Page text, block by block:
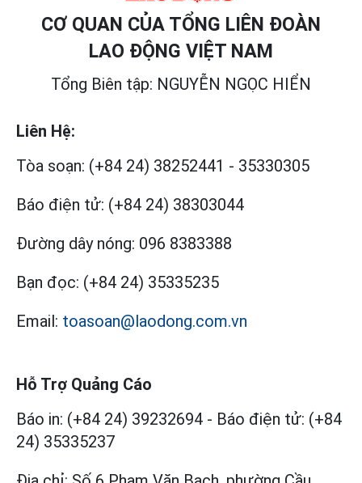
CƠ QUAN CỦA TỔNG LIÊN ĐOÀN
LAO ĐỘNG VIỆT NAM
Tổng Biên tập: NGUYỄN NGỌC HIỂN
Liên Hệ:
Tòa soạn: (+84 24) 38252441 - 35330305
Báo điện tử: (+84 24) 38303044
Đường dây nóng: 096 8383388
Bạn đọc: (+84 24) 35335235
Email: toasoan@laodong.com.vn
Hỗ Trợ Quảng Cáo
Báo in: (+84 24) 39232694 - Báo điện tử: (+84
24) 35335237